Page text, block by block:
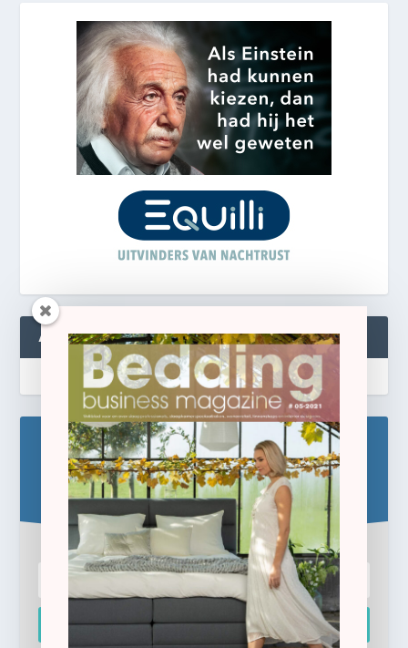
ABONNEREN
Blijf op de hoogte!
Schrijf u hier in voor de gratis e-newsletter.
Inschrijven